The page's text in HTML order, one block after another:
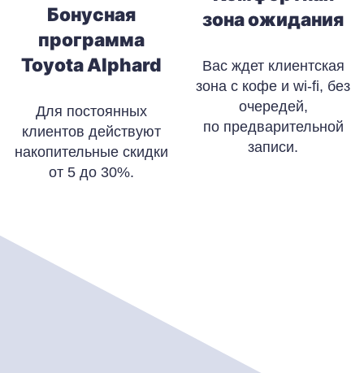
Бонусная
программа
Toyota Alphard
Для постоянных
клиентов действуют
накопительные скидки
от 5 до 30%.
зона ожидания
Вас ждет клиентская
зона с кофе и wi-fi, без
очередей,
по предварительной
записи.